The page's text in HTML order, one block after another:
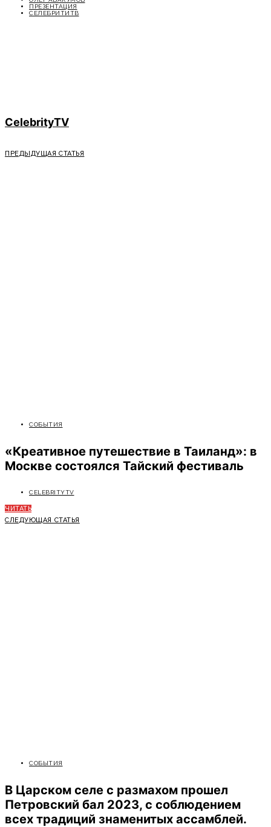
ПРЕЗЕНТАЦИЯ
СЕЛЕБРИТИТВ
CelebrityTV
ПРЕДЫДУЩАЯ СТАТЬЯ
СОБЫТИЯ
«Креативное путешествие в Таиланд»: в
Москве состоялся Тайский фестиваль
CELEBRITYTV
ЧИТАТЬ
СЛЕДУЮЩАЯ СТАТЬЯ
СОБЫТИЯ
В Царском селе с размахом прошел
Петровский бал 2023, с соблюдением
всех традиций знаменитых ассамблей.